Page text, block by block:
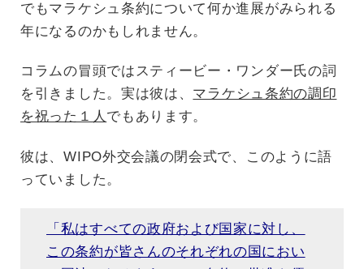
でもマラケシュ条約について何か進展がみられる
年になるのかもしれません。
コラムの冒頭ではスティービー・ワンダー氏の詞
を引きました。実は彼は、 マラケシュ条約の調印
を祝った１人 でもあります。
彼は、WIPO外交会議の閉会式で、このように語
っていました。
「私はすべての政府および国家に対し、
この条約が皆さんのそれぞれの国におい